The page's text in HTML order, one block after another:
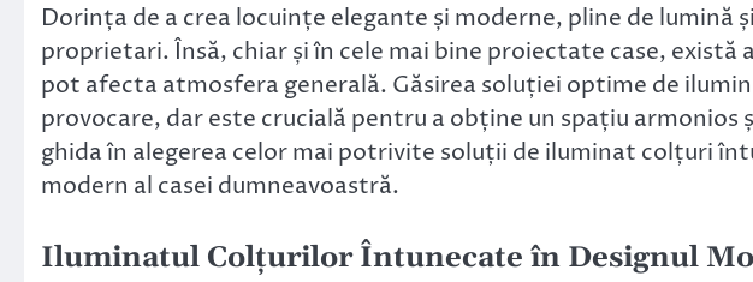
Dorința de a crea locuințe elegante și moderne, pline de lumină
proprietari. Însă, chiar și în cele mai bine proiectate case, există
pot afecta atmosfera generală. Găsirea soluției optime de
provocare, dar este crucială pentru a obține un spațiu armonios
ghida în alegerea celor mai potrivite soluții de iluminat colțuri
modern al casei dumneavoastră.
Iluminatul Colțurilor Întunecate în Designul